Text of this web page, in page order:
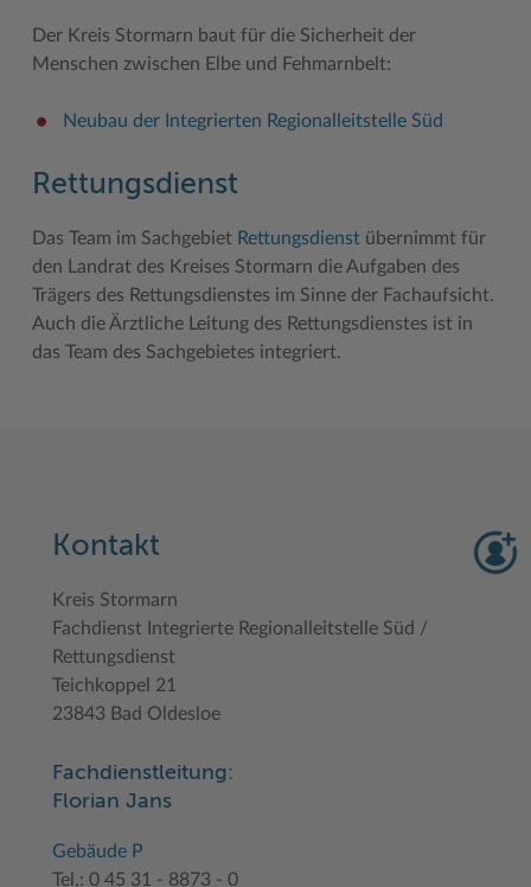
Der Kreis Stormarn baut für die Sicherheit der
Menschen zwischen Elbe und Fehmarnbelt:
Neubau der Integrierten Regionalleitstelle Süd
Rettungsdienst
Das Team im Sachgebiet Rettungsdienstübernimmt für
den Landrat des Kreises Stormarn die Aufgaben des
Trägers des Rettungsdienstes im Sinne der Fachaufsicht.
Auch die Ärztliche Leitung des Rettungsdienstes ist in
das Team des Sachgebietes integriert.
Kontakt
Kreis Stormarn
Fachdienst Integrierte Regionalleitstelle Süd /
Rettungsdienst
Teichkoppel 21
23843 Bad Oldesloe
Fachdienstleitung:
Florian Jans
Gebäude P
Tel.: 0 45 31 - 8873 - 0